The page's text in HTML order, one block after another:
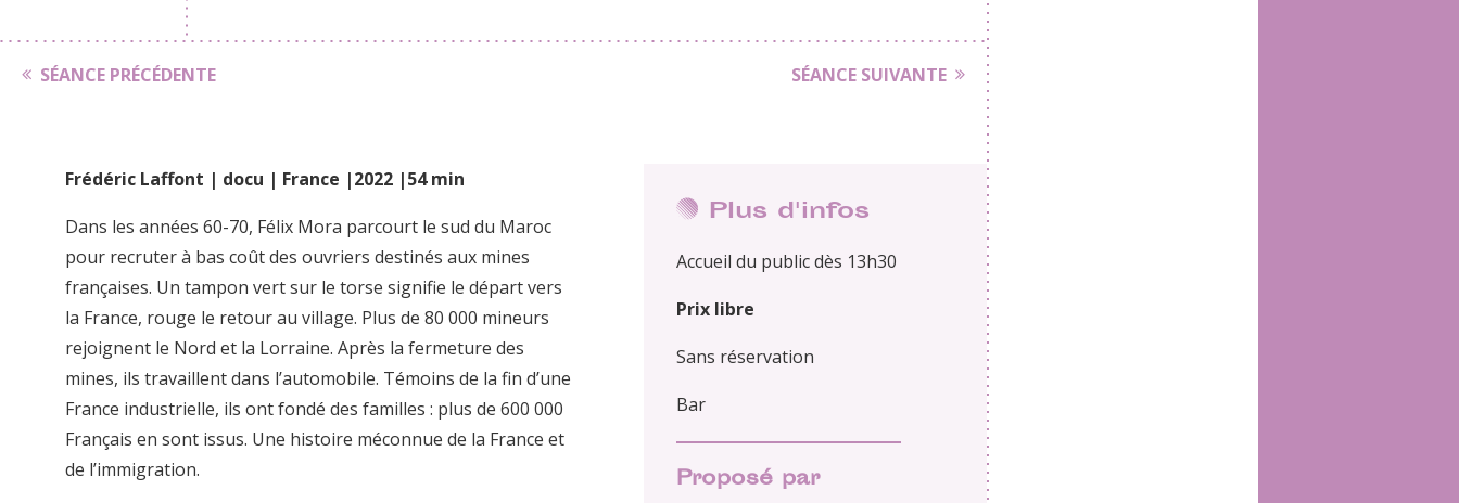
SÉANCE PRÉCÉDENTE SÉANCE SUIVANTE
Plus d'infos
Accueil du public dès 13h30
Prix libre
Sans réservation
Bar
Proposé par
Frédéric Laffont | docu | France |2022 |54 min
Dans les années 60-70, Félix Mora parcourt le sud du Maroc
pour recruter à bas coût des ouvriers destinés aux mines
françaises. Un tampon vert sur le torse signifie le départ vers
la France, rouge le retour au village. Plus de 80 000 mineurs
rejoignent le Nord et la Lorraine. Après la fermeture des
mines, ils travaillent dans l’automobile. Témoins de la fin d’une
France industrielle, ils ont fondé des familles : plus de 600 000
Français en sont issus. Une histoire méconnue de la France et
de l’immigration.